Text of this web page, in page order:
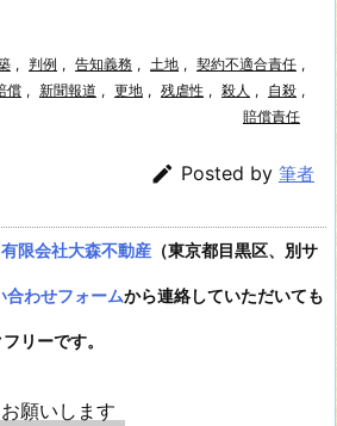
, 判例 , 告知義務 , 土地 , 契約不適合責任 ,
償 , 新聞報道 , 更地 , 残虐性 , 殺人 , 自殺 ,
賠償責任
 Posted by 筆者
有限会社大森不動産 （東京都目黒区、別サ
合わせフォームから連絡していただいても
リーです。
願いします